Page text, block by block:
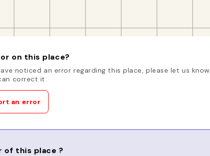
on this place?
noticed an error regarding this place, please let us know
correct it.
an error
of this place ?